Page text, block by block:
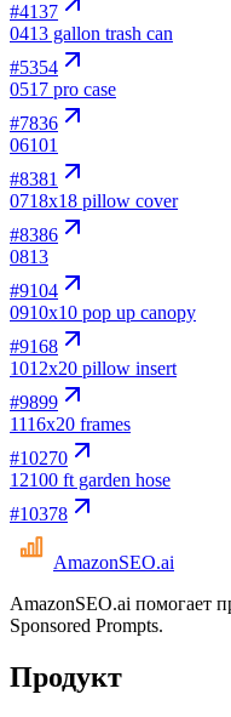
#4137
0413 gallon trash can
#5354
0517 pro case
#7836
06101
#8381
0718x18 pillow cover
#8386
0813
#9104
0910x10 pop up canopy
#9168
1012x20 pillow insert
#9899
1116x20 frames
#10270
12100 ft garden hose
#10378
AmazonSEO.ai
AmazonSEO.ai помогает
Sponsored Prompts.
Продукт